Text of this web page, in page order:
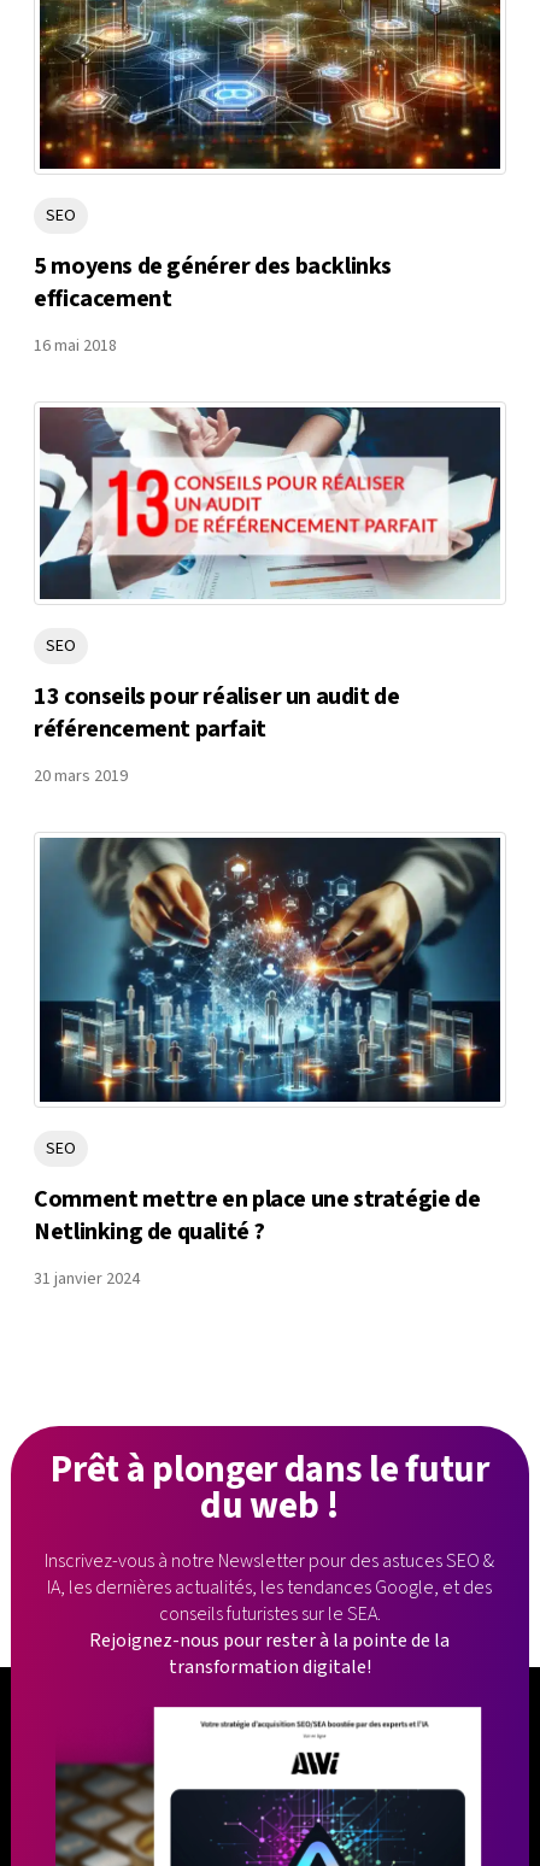
SEO
5 moyens de générer des backlinks
efficacement
16 mai 2018
SEO
13 conseils pour réaliser un audit de
référencement parfait
20 mars 2019
SEO
Comment mettre en place une stratégie de
Netlinking de qualité ?
31 janvier 2024
Prêt à plongerdans le futur
du web !
Inscrivez-vous à notre Newsletter pour des astuces SEO &
IA, les dernièresactualités, les tendances Google, et des
conseils futuristes sur le SEA.
Rejoignez-nous pour rester à la pointe de la
transformation digitale!